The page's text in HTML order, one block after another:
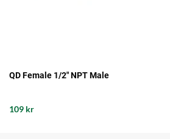
QD Female 1/2" NPT Male
109 kr